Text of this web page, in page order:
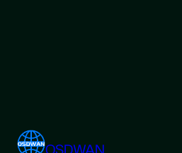
OSDWAN